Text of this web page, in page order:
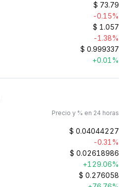
$ 73.79
-0.15%
$ 1.057
-1.38%
$ 0.999337
+0.01%
Precio y % en 24 horas
$ 0.04044227
-0.31%
$ 0.02618986
+129.06%
$ 0.276058